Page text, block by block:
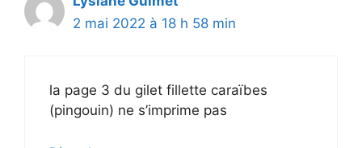
2 mai 2022 à 18 h 58 min
la page 3 du gilet fillette caraïbes
(pingouin) ne s’imprime pas